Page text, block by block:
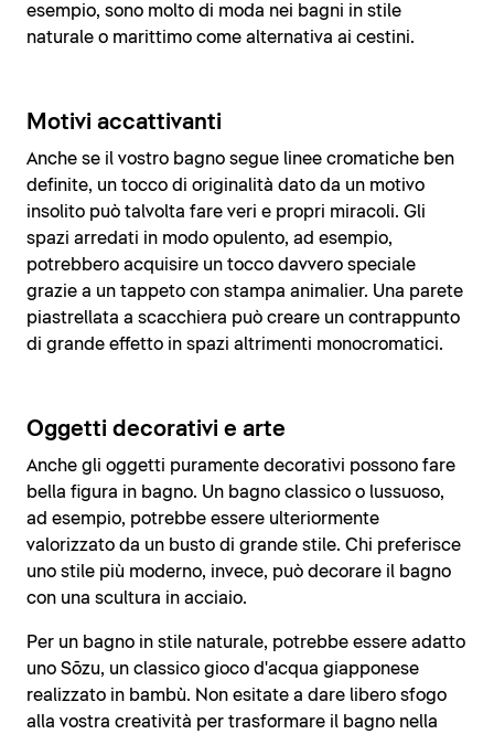
esempio, sono molto di moda nei bagni in stile
naturale o marittimo come alternativa ai cestini.
Motivi accattivanti
Anche se il vostro bagno segue linee cromatiche ben
definite, un tocco di originalità dato da un motivo
insolito può talvolta fare veri e propri miracoli. Gli
spazi arredati in modo opulento, ad esempio,
potrebbero acquisire un tocco davvero speciale
grazie a un tappeto con stampa animalier. Una parete
piastrellata a scacchiera può creare un contrappunto
di grande effetto in spazi altrimenti monocromatici.
Oggetti decorativi e arte
Anche gli oggetti puramente decorativi possono fare
bella figura in bagno. Un bagno classico o lussuoso,
ad esempio, potrebbe essere ulteriormente
valorizzato da un busto di grande stile. Chi preferisce
uno stile più moderno, invece, può decorare il bagno
con una scultura in acciaio.
Per un bagno in stile naturale, potrebbe essere adatto
uno Sōzu, un classico gioco d'acqua giapponese
realizzato in bambù. Non esitate a dare libero sfogo
alla vostra creatività per trasformare il bagno nella